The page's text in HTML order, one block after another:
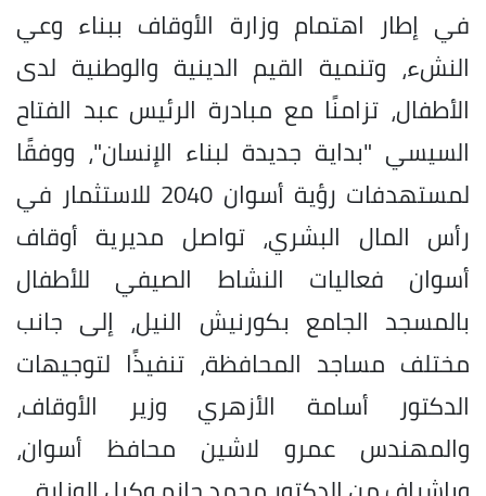
في إطار اهتمام وزارة الأوقاف ببناء وعي
النشء، وتنمية القيم الدينية والوطنية لدى
الأطفال، تزامنًا مع مبادرة الرئيس عبد الفتاح
السيسي "بداية جديدة لبناء الإنسان"، ووفقًا
لمستهدفات رؤية أسوان 2040 للاستثمار في
رأس المال البشري، تواصل مديرية أوقاف
أسوان فعاليات النشاط الصيفي للأطفال
بالمسجد الجامع بكورنيش النيل، إلى جانب
مختلف مساجد المحافظة، تنفيذًا لتوجيهات
الدكتور أسامة الأزهري وزير الأوقاف،
والمهندس عمرو لاشين محافظ أسوان،